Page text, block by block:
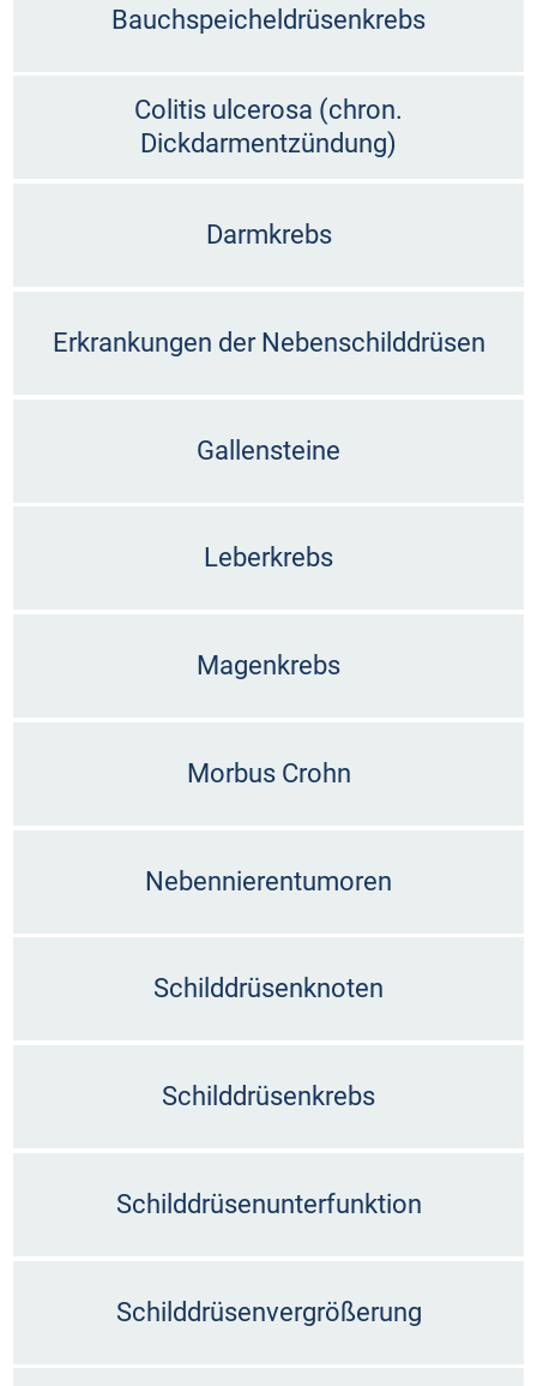
Bauchspeicheldrüsenkrebs
Colitis ulcerosa (chron.
Dickdarmentzündung)
Darmkrebs
Erkrankungen der Nebenschilddrüsen
Gallensteine
Leberkrebs
Magenkrebs
Morbus Crohn
Nebennierentumoren
Schilddrüsenknoten
Schilddrüsenkrebs
Schilddrüsenunterfunktion
Schilddrüsenvergrößerung